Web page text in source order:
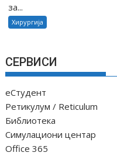
за...
Хирургија
СЕРВИСИ
еСтудент
Ретикулум / Reticulum
Библиотека
Симулациони центар
Office 365